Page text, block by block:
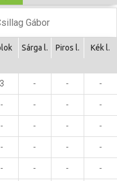
Gábor
Sárga l. Piros l. Kék l.
3 - - -
- - - -
- - - -
- - - -
- - - -